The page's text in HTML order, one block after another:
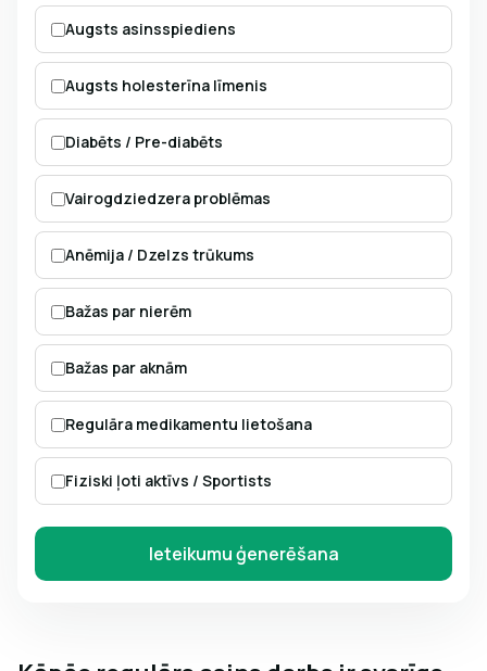
Augsts asinsspiediens
Augsts holesterīna līmenis
Diabēts / Pre-diabēts
Vairogdziedzera problēmas
Anēmija / Dzelzs trūkums
Bažas par nierēm
Bažas par aknām
Regulāra medikamentu lietošana
Fiziski ļoti aktīvs / Sportists
Ieteikumu ģenerēšana